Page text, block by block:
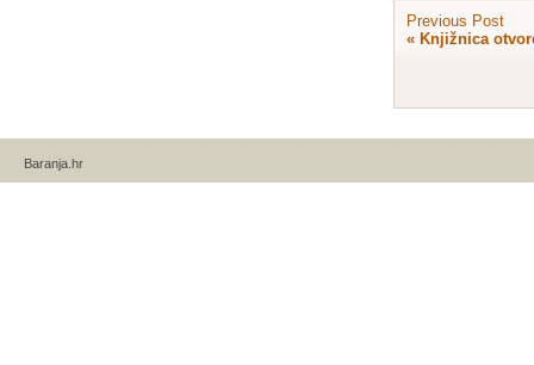
Previous Post
« Knjižnica
Baranja.hr